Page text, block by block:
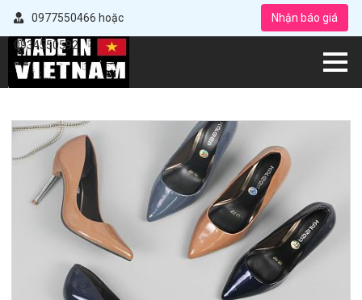
0977550466 hoặc
0934550592
Nhận báo giá